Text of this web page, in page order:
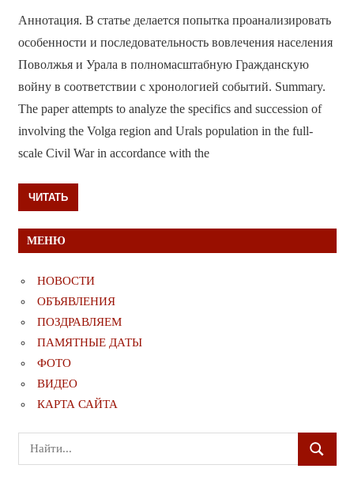
Аннотация. В статье делается попытка проанализировать
особенности и последовательность вовлечения населения
Поволжья и Урала в полномасштабную Гражданскую
войну в соответствии с хронологией событий. Summary.
The paper attempts to analyze the specifics and succession of
involving the Volga region and Urals population in the full-
scale Civil War in accordance with the
ЧИТАТЬ
МЕНЮ
НОВОСТИ
ОБЪЯВЛЕНИЯ
ПОЗДРАВЛЯЕМ
ПАМЯТНЫЕ ДАТЫ
ФОТО
ВИДЕО
КАРТА САЙТА
Поиск
для:
ПОИСК